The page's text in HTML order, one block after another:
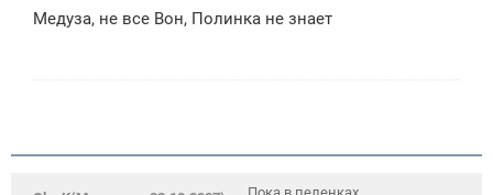
б
Медуза, не все Вон, Полинка не знает